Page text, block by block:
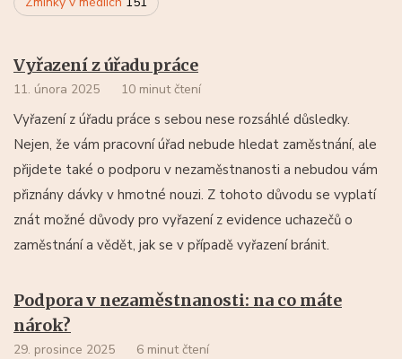
Vyřazení z úřadu práce
11. února 2025 10 minut čtení
Vyřazení z úřadu práce s sebou nese rozsáhlé důsledky.
Nejen, že vám pracovní úřad nebude hledat zaměstnání, ale
přijdete také o podporu v nezaměstnanosti a nebudou vám
přiznány dávky v hmotné nouzi. Z tohoto důvodu se vyplatí
znát možné důvody pro vyřazení z evidence uchazečů o
zaměstnání a vědět, jak se v případě vyřazení bránit.
Podpora v nezaměstnanosti: na co máte
nárok?
29. prosince 2025 6 minut čtení